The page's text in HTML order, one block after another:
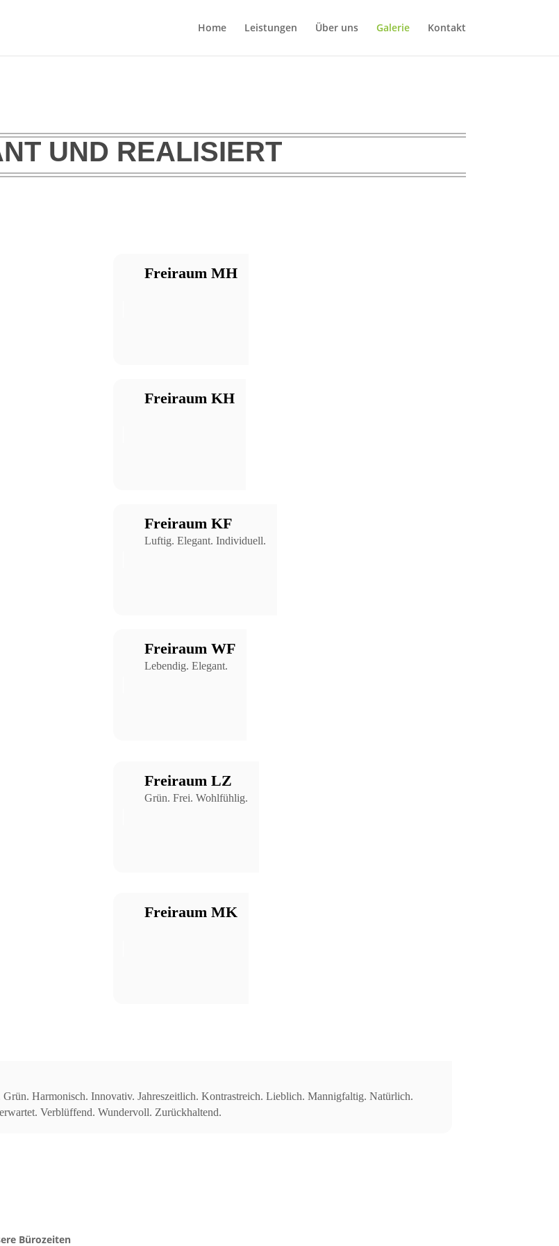
Home Leistungen Über uns Galerie Kontakt
UND REALISIERT
Freiraum MH
Freiraum KH
Freiraum KF
Luftig. Elegant. Individuell.
Freiraum WF
Lebendig. Elegant.
Freiraum LZ
Grün. Frei. Wohlfühlig.
Freiraum MK
Harmonisch. Innovativ. Jahreszeitlich. Kontrastreich. Lieblich. Mannigfaltig. Natürlich.
Verblüffend. Wundervoll. Zurückhaltend.
Bürozeiten